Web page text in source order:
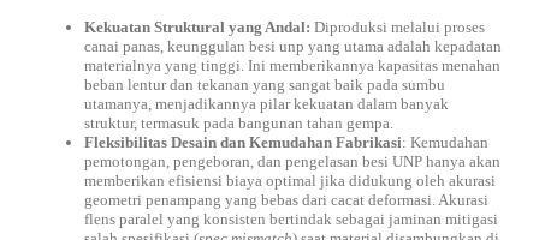
Kekuatan Struktural yang Andal: Diproduksi melalui proses
canai panas, keunggulan besi unp yang utama adalah kepadatan
materialnya yang tinggi. Ini memberikannya kapasitas menahan
beban lentur dan tekanan yang sangat baik pada sumbu
utamanya, menjadikannya pilar kekuatan dalam banyak
struktur, termasuk pada bangunan tahan gempa.
Fleksibilitas Desain dan Kemudahan Fabrikasi: Kemudahan
pemotongan, pengeboran, dan pengelasan besi UNP hanya akan
memberikan efisiensi biaya optimal jika didukung oleh akurasi
geometri penampang yang bebas dari cacat deformasi. Akurasi
flens paralel yang konsisten bertindak sebagai jaminan mitigasi